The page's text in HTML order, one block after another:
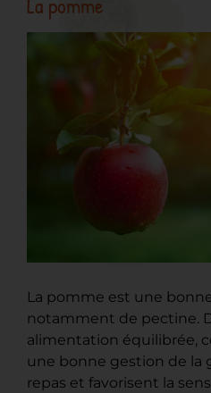
La pomme est une
notamment de pectine.
alimentation équilibrée,
une bonne gestion de la
repas et favorisent la